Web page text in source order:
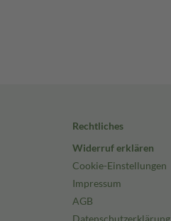
Rechtliches
Widerruf erklären
Cookie-Einstellungen
Impressum
AGB
Datenschutzerklärung